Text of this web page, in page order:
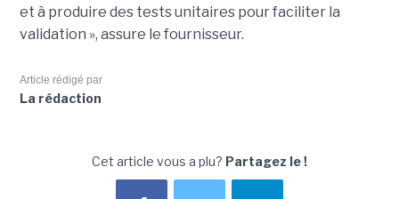
et à produire des tests unitaires pour faciliter la
validation », assure le fournisseur.
Article rédigé par
La rédaction
Cet article vous a plu? Partagez le !